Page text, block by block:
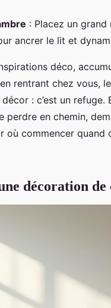
: Placez un
ancrer le lit et
déco,
rentrant chez vous,
décor : c’est un
perdre en chemin,
commencer quand
décoration de